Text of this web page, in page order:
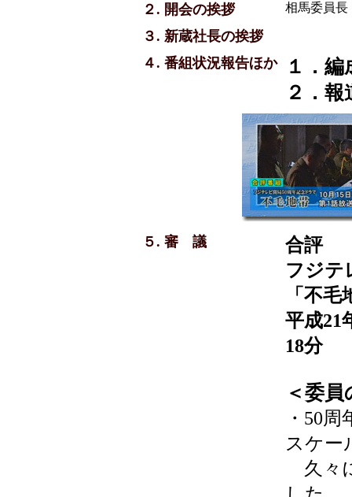
２. 開会の挨拶 相馬委員長
３. 新蔵社長の挨拶
４. 番組状況報告ほか
１．編
２．報
５. 審 議
合評
フジテ
「不毛
平成21
18分
＜委
・50
スケー
久々